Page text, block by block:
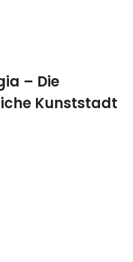
– Die
Kunststadt